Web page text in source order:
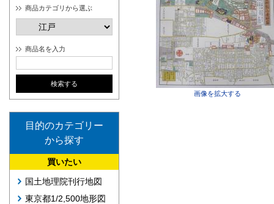
商品カテゴリから選ぶ
商品名を入力
目的のカテゴリー
から探す
買いたい
国土地理院刊行地図
東京都1/2,500地形図
画像を拡大する